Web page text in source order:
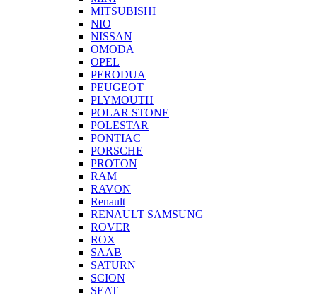
MITSUBISHI
NIO
NISSAN
OMODA
OPEL
PERODUA
PEUGEOT
PLYMOUTH
POLAR STONE
POLESTAR
PONTIAC
PORSCHE
PROTON
RAM
RAVON
Renault
RENAULT SAMSUNG
ROVER
ROX
SAAB
SATURN
SCION
SEAT